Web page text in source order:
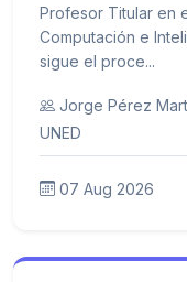
Profesor Titular en
Computación e
sigue el proce...
Jorge Pérez
UNED
07 Aug 2026